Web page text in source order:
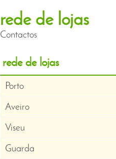
produza a sua
eletricidade
rede de lojas
Contactos
rede de lojas
Porto
Aveiro
Viseu
Guarda